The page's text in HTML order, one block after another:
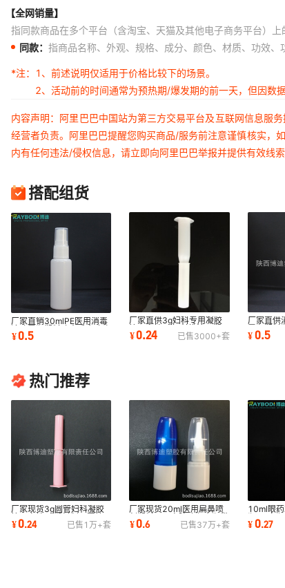
【全网销量】
指同款商品在多个平台（含淘宝、天猫及其他电子商务平台）上
同款： 指商品名称、外观、规格、成分、颜色、材质、功效
*注：
1、前述说明仅适用于价格比较下的场景。
2、活动前的时间通常为预热期/爆发期的前一天，但因数
内容声明：阿里巴巴中国站为第三方交易平台及互联网信息服
经营者负责。阿里巴巴提醒您购买商品/服务前注意谨慎核实，
内有任何违法/侵权信息，请立即向阿里巴巴举报并提供有效线索
搭配组货
厂家直销30mlPE医用消毒
液喷雾瓶塑料喷壶香水喷头
注吹
¥0.5
厂家直供3g妇科专用凝胶
管一次性pe妇科推注器塑
料管圆管
¥0.24 已售3000+套
厂家直供
雾瓶塑料
¥0.5
热门推荐
厂家现货3g圆管妇科凝胶
管一次性pp塑料制品圆管
药包材
¥0.24 已售 1万+套
厂家现货20ml医用扁鼻喷
剂塑料医用鼻腔喷瓶扁瓶带
大盖
¥0.6 已售37万+套
10ml眼
瓶 pe白
瓶
¥0.27